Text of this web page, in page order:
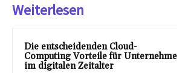
Weiterlesen
Die entscheidenden Cloud-
Computing Vorteile für
im digitalen Zeitalter